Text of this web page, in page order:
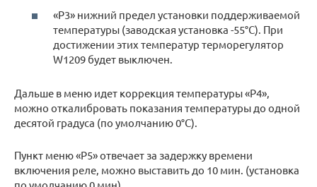
«Р3» нижний предел установки поддерживаемой
температуры (заводская установка -55°C). При
достижении этих температур терморегулятор
W1209 будет выключен.
Дальше в меню идет коррекция температуры «Р4»,
можно откалибровать показания температуры до одной
десятой градуса (по умолчанию 0°C).
Пункт меню «Р5» отвечает за задержку времени
включения реле, можно выставить до 10 мин. (установка